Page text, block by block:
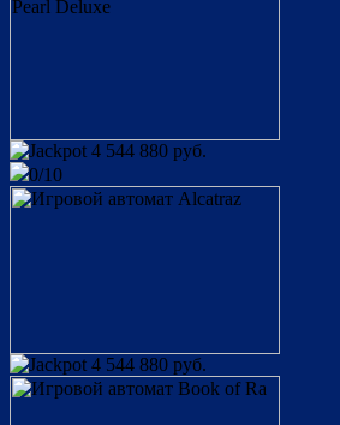
4 544 880 руб.
0/10
4 544 880 руб.